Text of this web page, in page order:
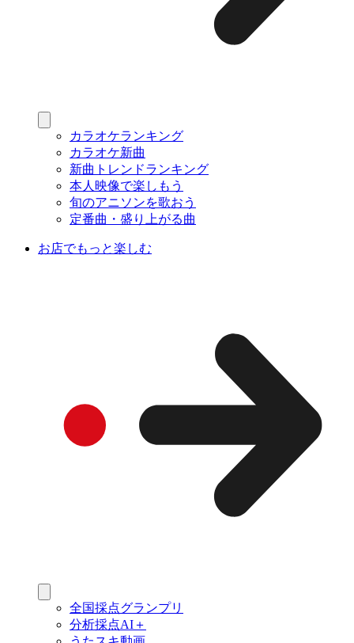
カラオケランキング
カラオケ新曲
新曲トレンドランキング
本人映像で楽しもう
旬のアニソンを歌おう
定番曲・盛り上がる曲
お店でもっと楽しむ
全国採点グランプリ
分析採点AI＋